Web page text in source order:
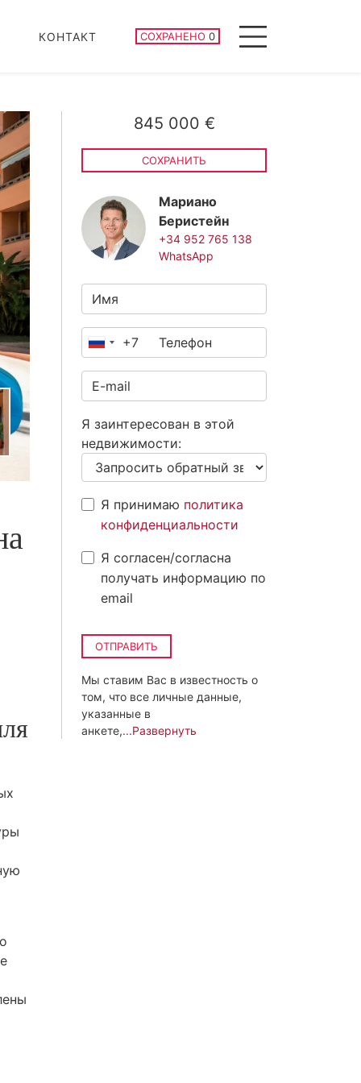
КОНТАКТ СОХРАНЕНО 0
СОХРАНЕННЫЕ ОБЪЕКТЫ
Menu
845 000 €
СОХРАНИТЬ
Мариано
Беристейн
+34 952 765 138
WhatsApp
Россия
+7
Я заинтересован в этой
недвижимости:
Я принимаю политика
конфиденциальности
Я согласен/согласна
получать информацию по
email
ОТПРАВИТЬ
Мы ставим Вас в известность о
том, что все личные данные,
указанные в
анкете,...Развернуть